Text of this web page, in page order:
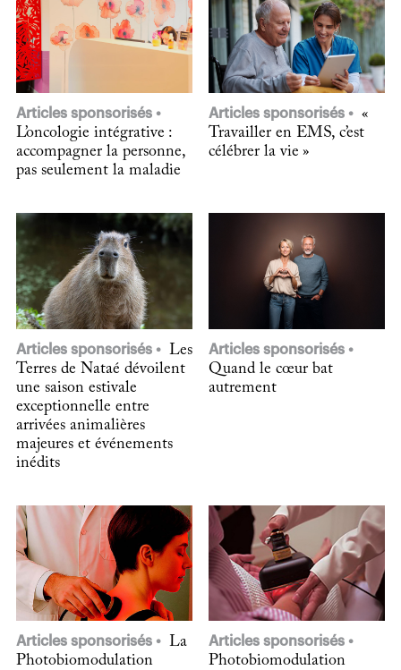
Articles sponsorisés
L’oncologie intégrative :
accompagner la personne,
pas seulement la maladie
Articles sponsorisés
«
Travailler en EMS, c’est
célébrer la vie »
Articles sponsorisés
Les
Terres de Nataé dévoilent
une saison estivale
exceptionnelle entre
arrivées animalières
majeures et événements
inédits
Articles sponsorisés
Quand le cœur bat
autrement
Articles sponsorisés
La
Photobiomodulation
Articles sponsorisés
Photobiomodulation